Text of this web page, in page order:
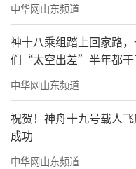
中华网山东频道
神十八乘组踏上回家路
们“太空出差”半年都干
中华网山东频道
祝贺！神舟十九号载人
成功
中华网山东频道